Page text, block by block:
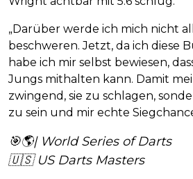
„Darüber werde ich mich nicht
beschweren. Jetzt, da ich diese
habe ich mir selbst bewiesen,
Jungs mithalten kann. Damit
zwingend, sie zu schlagen,
zu sein und mir echte
🎯🌎| World Series of Darts
🇺🇸 US Darts Masters